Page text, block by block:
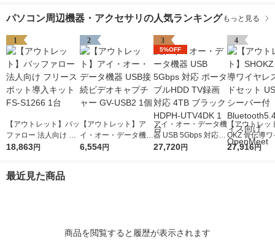
パソコン周辺機器・アクセサリの人気ランキング もっと見る
1
【アウトレット】バッ
ファロー 法人向け フ
リースポット導入キッ
18,863円
2
【アウトレット】ア
イ・オー・データ機器
USB接続ビデオキャ
6,554円
3
5%OFF
アイ・オー・データ機
器 USB 5Gbps 対応
ポータブルHDD TV録
27,720円
4
【アウトレッ
OKZ 骨伝導
スヘッドセッ
27,916円
最近見た商品
商品を閲覧すると履歴が表示されます